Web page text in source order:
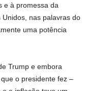
e à promessa da
nas palavras do
uma potência
Trump e embora
o presidente fez –